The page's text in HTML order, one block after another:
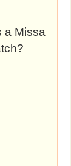
a Missa